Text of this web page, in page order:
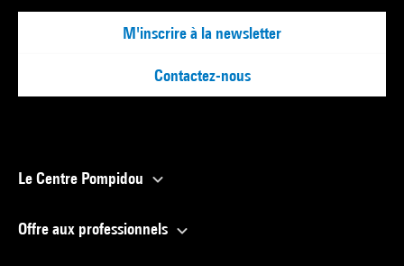
M'inscrire à la newsletter
Contactez-nous
Le Centre Pompidou
Offre aux professionnels